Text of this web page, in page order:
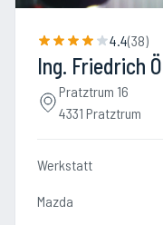
4.4(38)
Ing. Friedrich
Pratztrum 16
4331 Pratztrum
Werkstatt
Mazda